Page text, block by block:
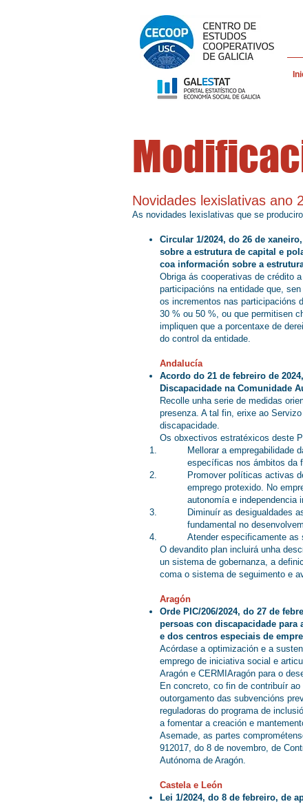
Novidades lexislativas ano
As novidades lexislativas que se
Circular 1/2024, do 26 de
sobre a estrutura de capital e
coa información sobre a
Obriga ás cooperativas de crédito
participacións na entidade que,
os incrementos nas participacións
30 % ou 50 %, ou que permitisen
impliquen que a porcentaxe de
do control da entidade.
Andalucía
Acordo do 21 de febreiro de
Discapacidade na Comunidade
Recolle unha serie de medidas
presenza. A tal fin, erixe ao
discapacidade.
Os obxectivos estratéxicos deste
Mellorar a empregabilidade
específicas nos ámbitos da
Promover políticas activas
emprego protexido. No
autonomía e independencia
Diminuír as desigualdades
fundamental no
Atender especificamente as
O devandito plan incluirá unha
un sistema de gobernanza, a
coma o sistema de seguimento e
Aragón
Orde PIC/206/2024, do 27 de
persoas con discapacidade
e dos centros especiais de
Acórdase a optimización e a
emprego de iniciativa social e
Aragón e CERMIAragón para o
En concreto, co fin de contribuír
outorgamento das subvencións
reguladoras do programa de
a fomentar a creación e
Asemade, as partes
912017, do 8 de novembro, de
Autónoma de Aragón.
Castela e León
Lei 1/2024, do 8 de febreiro, de